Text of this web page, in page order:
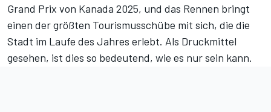
Grand Prix von Kanada 2025, und das Rennen bringt
einen der größten Tourismusschübe mit sich, die die
Stadt im Laufe des Jahres erlebt. Als Druckmittel
gesehen, ist dies so bedeutend, wie es nur sein kann.